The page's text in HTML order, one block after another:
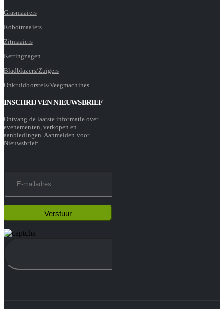
Grasmaaiers
Robotmaaiers
Zitmaaiers
Kettingzagen
Bladblazers/Zuigers
Onkruidborstels/Veegmachines
INSCHRIJVEN NIEUWSBRIEF
Ontvang de laatste informatie over
evenementen, verkopen en
aanbiedingen. Aanmelden voor
Nieuwsbrief: